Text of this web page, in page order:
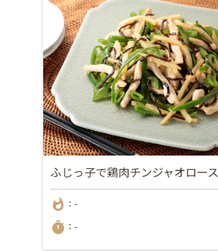
ふじっ子で鶏肉チンジャオロース
whatshot ：-
timer ：-